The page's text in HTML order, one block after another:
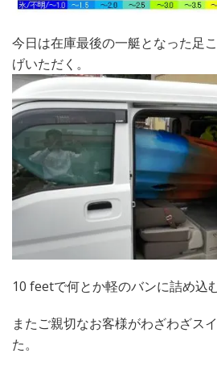
今日は在庫最後の一艇となった足
げいただく。
10 feetで何とか軽のバンに詰め込む
またご親切なお客様がわざわざス
た。